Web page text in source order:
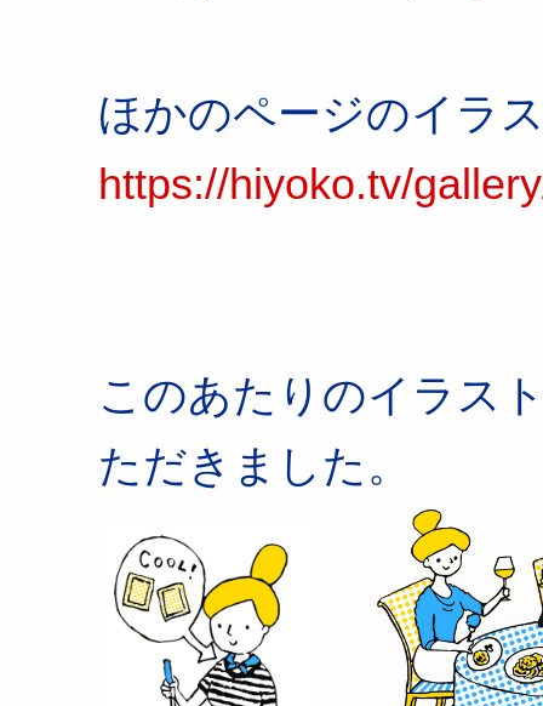
ほかのページのイ
https://hiyoko.tv/
このあたりのイラス
ただきました。